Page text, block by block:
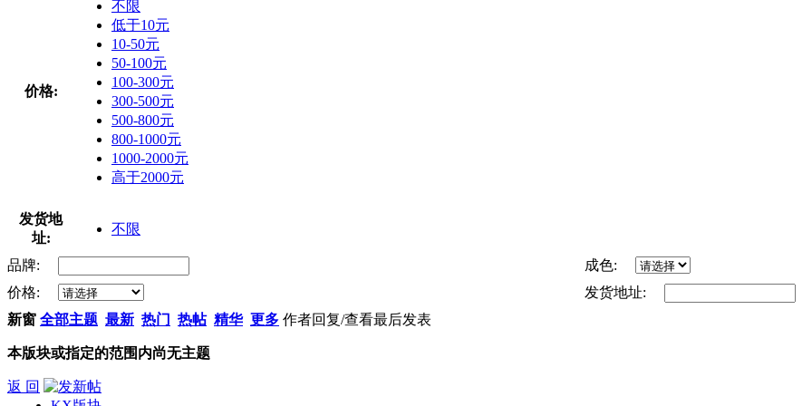
价格:
不限
低于10元
10-50元
50-100元
100-300元
300-500元
500-800元
800-1000元
1000-2000元
高于2000元
发货地
址:
不限
品牌:
成色:
价格:
发货地址:
新窗 全部主题 最新 热门 热帖 精华 更多 作者回复/查看最后发表
本版块或指定的范围内尚无主题
返 回